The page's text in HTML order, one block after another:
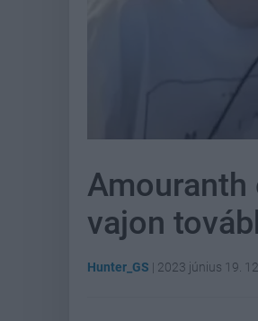
Amouranth
vajon
Hunter_GS | 2023 június 19.